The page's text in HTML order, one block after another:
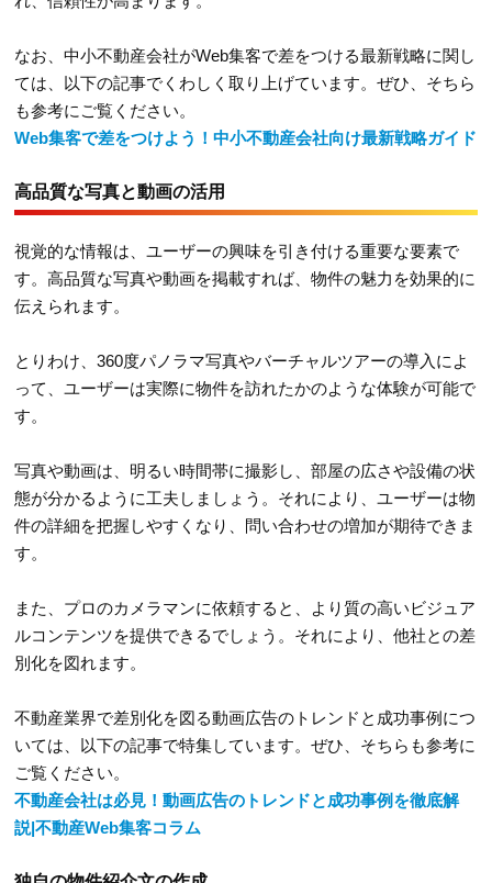
なお、中小不動産会社がWeb集客で差をつける最新戦略に関し
ては、以下の記事でくわしく取り上げています。ぜひ、そちら
も参考にご覧ください。
Web集客で差をつけよう！中小不動産会社向け最新戦略ガイド
高品質な写真と動画の活用
視覚的な情報は、ユーザーの興味を引き付ける重要な要素で
す。高品質な写真や動画を掲載すれば、物件の魅力を効果的に
伝えられます。
とりわけ、360度パノラマ写真やバーチャルツアーの導入によ
って、ユーザーは実際に物件を訪れたかのような体験が可能で
す。
写真や動画は、明るい時間帯に撮影し、部屋の広さや設備の状
態が分かるように工夫しましょう。それにより、ユーザーは物
件の詳細を把握しやすくなり、問い合わせの増加が期待できま
す。
また、プロのカメラマンに依頼すると、より質の高いビジュア
ルコンテンツを提供できるでしょう。それにより、他社との差
別化を図れます。
不動産業界で差別化を図る動画広告のトレンドと成功事例につ
いては、以下の記事で特集しています。ぜひ、そちらも参考に
ご覧ください。
不動産会社は必見！動画広告のトレンドと成功事例を徹底解
説|不動産Web集客コラム